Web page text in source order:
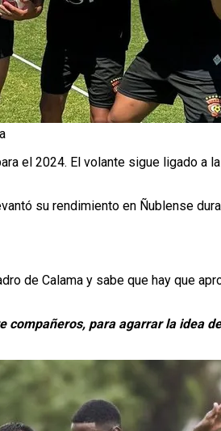
el 2024. El volante sigue ligado a la
su rendimiento en Ñublense
de Calama y sabe que hay que
compañeros, para agarrar la idea